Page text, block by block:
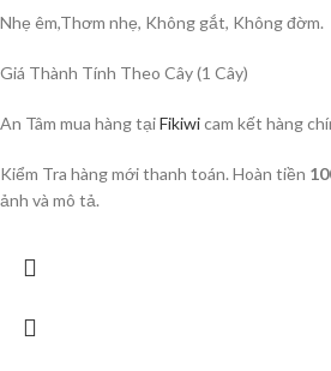
Nhẹ êm,Thơm nhẹ, Không gắt, Không đờm.
Giá Thành Tính Theo Cây (1 Cây)
An Tâm mua hàng tạiFikiwicam kết hàng
Kiểm Tra hàng mới thanh toán. Hoàn tiền
ảnh và mô tả.